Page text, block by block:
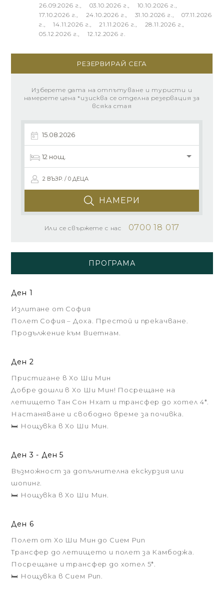
26.09.2026 г., 03.10.2026 г., 10.10.2026 г.,
17.10.2026 г., 24.10.2026 г., 31.10.2026 г., 07.11.2026
г., 14.11.2026 г., 21.11.2026 г., 28.11.2026 г.,
05.12.2026 г., 12.12.2026 г.
РЕЗЕРВИРАЙ СЕГА
Изберете дата на отпътуване и туристи и
намерете цена *изисква се отделна резервация за
всяка стая
2 ВЪЗР. / 0 ДЕЦА
НАМЕРИ
Или се свържете с нас 0700 18 017
ПРОГРАМА
Ден 1
Излитане от София
Полет София – Доха. Престой и прекачване.
Продължение към Виетнам.
Ден 2
Пристигане в Хо Ши Мин
Добре дошли в Хо Ши Мин! Посрещане на
летището Тан Сон Нхат и трансфер до хотел 4*.
Настаняване и свободно време за почивка.
🛏️ Нощувка в Хо Ши Мин.
Ден 3 - Ден 5
Възможност за допълнителна екскурзия или
шопинг.
🛏️ Нощувка в Хо Ши Мин.
Ден 6
Полет от Хо Ши Мин до Сием Рип
Трансфер до летището и полет за Камбоджа.
Посрещане и трансфер до хотел 5*.
🛏️ Нощувка в Сием Рип.